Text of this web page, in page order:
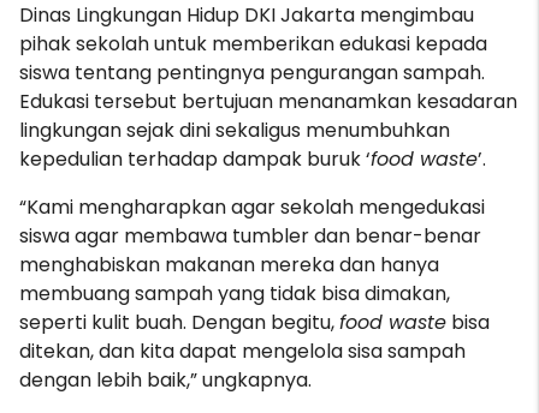
Dinas Lingkungan Hidup DKI Jakarta mengimbau
pihak sekolah untuk memberikan edukasi kepada
siswa tentang pentingnya pengurangan sampah.
Edukasi tersebut bertujuan menanamkan kesadaran
lingkungan sejak dini sekaligus menumbuhkan
kepedulian terhadap dampak buruk ‘food waste’.
“Kami mengharapkan agar sekolah mengedukasi
siswa agar membawa tumbler dan benar-benar
menghabiskan makanan mereka dan hanya
membuang sampah yang tidak bisa dimakan,
seperti kulit buah. Dengan begitu,food waste bisa
ditekan, dan kita dapat mengelola sisa sampah
dengan lebih baik,” ungkapnya.